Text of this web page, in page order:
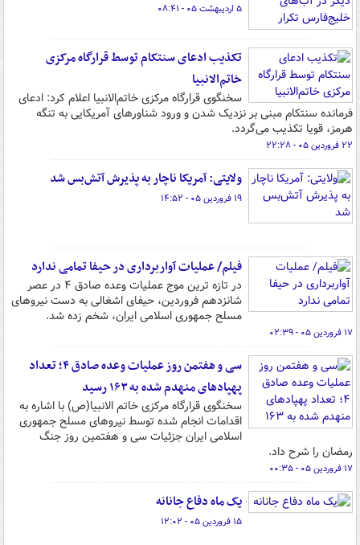
۵ اردیبهشت ۰۵ - ۰۸:۴۱
تکذیب ادعای سنتکام توسط قرارگاه مرکزی
خاتم‌الانبیا
سخنگوی قرارگاه مرکزی خاتم‌الانبیا اعلام کرد: ادعای
فرمانده سنتکام مبنی بر نزدیک شدن و ورود شناورهای آمریکایی به تنگه
هرمز، قویا تکذیب می‌گردد.
۲۲ فروردین ۰۵ - ۲۲:۲۸
ولایتی: ‌آمریکا ناچار به پذیرش آتش‌بس شد
۱۹ فروردین ۰۵ - ۱۴:۵۲
فیلم/ عملیات آواربرداری در حیفا تمامی ندارد
در تازه ترین موج عملیات وعده صادق ۴ در عصر
شانزدهم فروردین، حیفای اشغالی به دست نیروهای
مسلح جمهوری اسلامی ایران، شخم زده شد.
۱۷ فروردین ۰۵ - ۰۲:۳۹
سی و هفتمن روز عملیات وعده صادق ۴؛ تعداد
پهپادهای منهدم شده به ۱۶۳ رسید
سخنگوی قرارگاه مرکزی خاتم الانبیا(ص) با اشاره به
اقدامات انجام شده توسط نیروهای مسلح جمهوری
اسلامی ایران جزئیات سی و هفتمین روز جنگ
رمضان را شرح داد.
۱۷ فروردین ۰۵ - ۰۰:۳۵
یک ماه دفاع جانانه
۱۵ فروردین ۰۵ - ۱۲:۰۲